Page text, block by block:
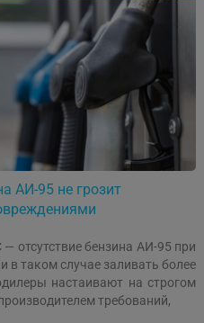
АИ-95 не грозит
отсутствие бензина АИ-95 при
таком случае заливать более
настаивают на строгом
требований,